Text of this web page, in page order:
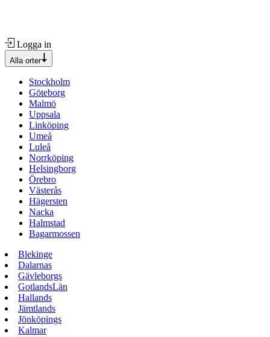
Logga in
Alla orter
Stockholm
Göteborg
Malmö
Uppsala
Linköping
Umeå
Luleå
Norrköping
Helsingborg
Örebro
Västerås
Hägersten
Nacka
Halmstad
Bagarmossen
Blekinge
Dalarnas
Gävleborgs
GotlandsLän
Hallands
Jämtlands
Jönköpings
Kalmar